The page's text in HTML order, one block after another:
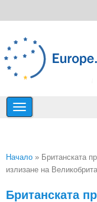
Премини към основното
Вие сте тук
Начало » Британската
излизане на
Британската